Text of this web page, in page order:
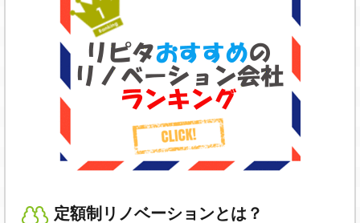
定額制リノベーションとは？